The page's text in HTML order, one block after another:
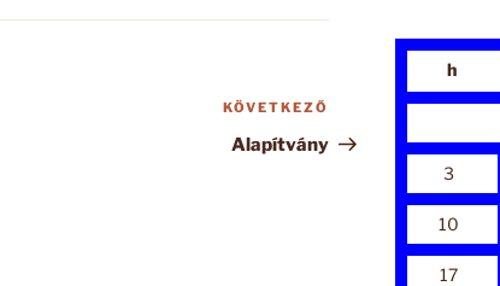
Következő
bejegyzés
KÖVETKEZŐ
Alapítvány
h
3
10
17